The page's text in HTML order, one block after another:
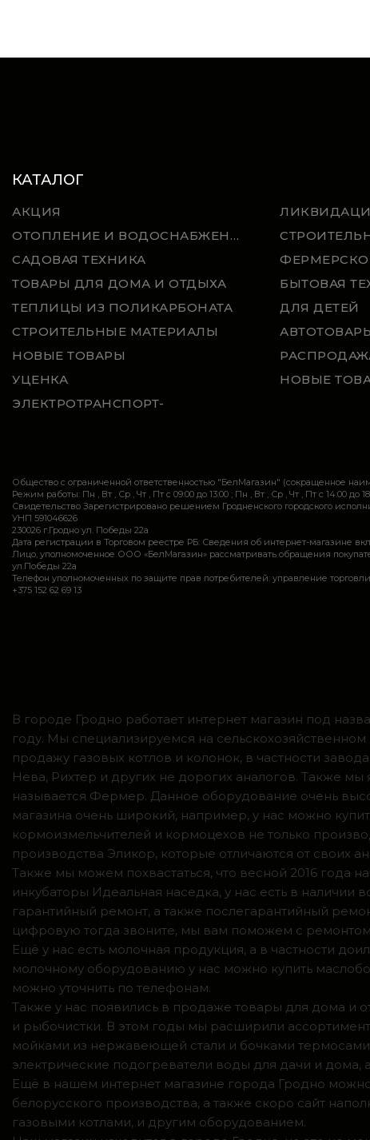
КАТАЛОГ
АКЦИЯ
ОТОПЛЕНИЕ И ВОДОСНАБЖЕНИЕ
САДОВАЯ ТЕХНИКА
ТОВАРЫ ДЛЯ ДОМА И ОТДЫХА
БЫТОВАЯ
ТЕПЛИЦЫ ИЗ ПОЛИКАРБОНАТА
ДЛЯ ДЕТЕЙ
СТРОИТЕЛЬНЫЕ МАТЕРИАЛЫ
НОВЫЕ ТОВАРЫ
УЦЕНКА
НОВЫЕ
ЭЛЕКТРОТРАНСПОРТ-
Общество с ограниченной ответственностью "БелМагазин" (сокращенное
Режим работы: Пн , Вт , Ср , Чт , Пт c 09:00 до 13:00 ; Пн , Вт , Ср , Чт , Пт c 14:00 до
Свидетельство Зарегистрировано решением Гродненского городского
УНП 591046626
230026 г.Гродно ул. Победы 22а
Дата регистрации в Торговом реестре РБ: Сведения об интернет-магазине
Лицо, уполномоченное ООО «БелМагазин» рассматривать обращения
ул.Победы 22а
Телефон уполномоченных по защите прав потребителей: управление торговли и
+375 152 62 69 13
В городе Гродно работает интернет магазин под
году. Мы специализируемся на
продажу газовых котлов и колонок, в частности
Нева, Рихтер и других не дорогих аналогов. Также
называется Фермер. Данное оборудование очень
магазина очень широкий, например, у нас можно
кормоизмельчителей и кормоцехов не только
производства Эликор, которые отличаются от своих
Также мы можем похвастаться, что весной 2016 года
инкубаторы Идеальная наседка, у нас есть в
гарантийный ремонт, а также послегарантийный
цифровую тогда звоните, мы вам поможем с
Ещё у нас есть молочная продукция, а в частности
молочному оборудованию у нас можно купить
можно уточнить по телефонам.
Также у нас появились в продаже товары для дома и
и рыбочистки. В этом годы мы расширили
мойками из нержавеющей стали и бочками
электрические подогреватели воды для дачи и дома,
Ещё в нашем интернет магазине города Гродно
белорусского производства, а также скоро сайт
газовыми котлами, и другим оборудованием.